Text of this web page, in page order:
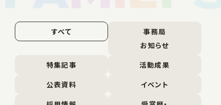
すべて
事務局
お知らせ
特集記事
活動成果
公表資料
イベント